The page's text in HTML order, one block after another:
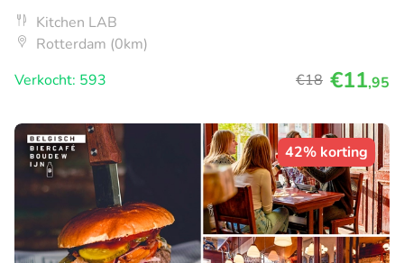
Kitchen LAB
Rotterdam (0km)
Verkocht: 593
€18 €11,95
42% korting